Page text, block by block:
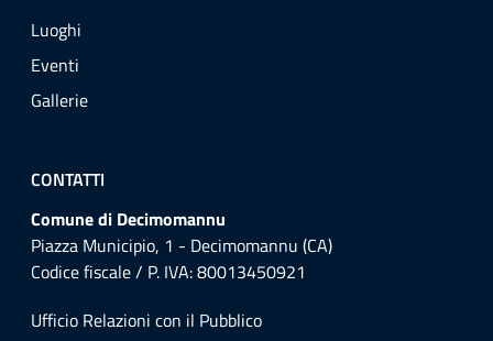
Luoghi
Eventi
Gallerie
CONTATTI
Comune di Decimomannu
Piazza Municipio, 1 - Decimomannu (CA)
Codice fiscale / P. IVA: 80013450921
Ufficio Relazioni con il Pubblico